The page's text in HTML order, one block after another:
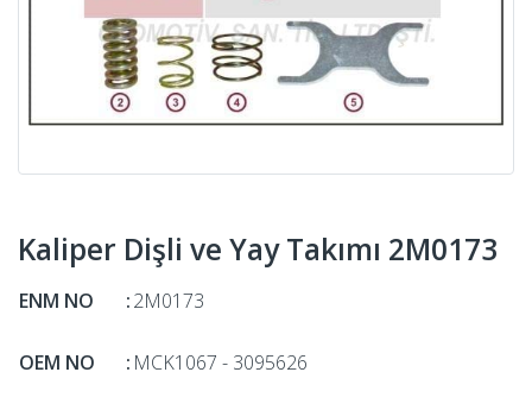
Kaliper Dişli ve Yay Takımı 2M0173
ENM NO :2M0173
OEM NO : MCK1067 - 3095626